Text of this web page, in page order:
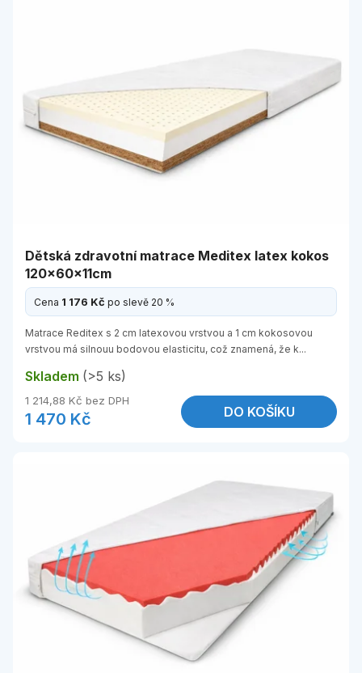
Dětská zdravotní matrace Meditex latex kokos
120x60x11cm
Cena 1 176 Kč po slevě 20 %
Skladem (>5 ks)
1 214,88 Kč bez DPH
1 470 Kč DO KOŠÍKU
Matrace Reditex s 2 cm latexovou vrstvou a 1 cm kokosovou
vrstvou má silnouu bodovou elasticitu, což znamená, že k...